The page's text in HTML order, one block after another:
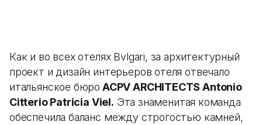
Как и во всех отелях Bvlgari, за архитектурный
проект и дизайн интерьеров отеля отвечало
итальянское бюро ACPV ARCHITECTS Antonio
Citterio Patricia Viel. Эта знаменитая команда
обеспечила баланс между строгостью камней,